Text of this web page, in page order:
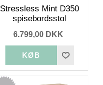
Stressless Mint D350
spisebordsstol
6.799,00 DKK